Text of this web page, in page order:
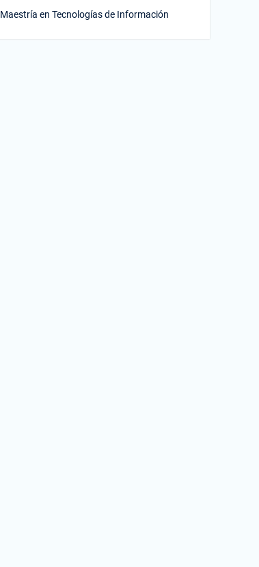
Maestría en Tecnologías de Información